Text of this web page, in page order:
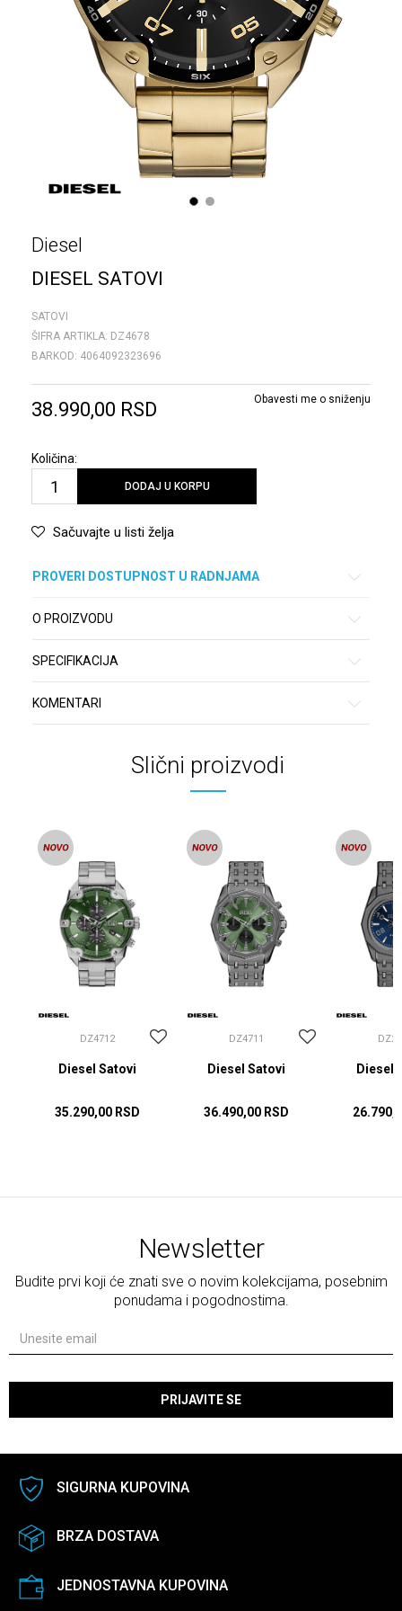
1 2
Diesel
DIESEL SATOVI
SATOVI
ŠIFRA ARTIKLA: DZ4678
BARKOD: 4064092323696
38.990,00 RSD Obavesti me o sniženju
Količina:
DODAJ U KORPU
Sačuvajte u listi želja
PROVERI DOSTUPNOST U RADNJAMA
O PROIZVODU
SPECIFIKACIJA
KOMENTARI
Slični proizvodi
DZ4712
Diesel Satovi
35.290,00 RSD
DZ4711
Diesel Satovi
36.490,00 RSD
Diesel
Newsletter
Budite prvi koji će znati sve o novim kolekcijama, posebnim
ponudama i pogodnostima.
PRIJAVITE SE
SIGURNA KUPOVINA
BRZA DOSTAVA
JEDNOSTAVNA KUPOVINA